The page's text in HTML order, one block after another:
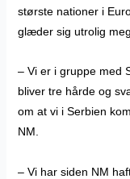
største nationer i
glæder sig utrolig
– Vi er i gruppe med
bliver tre hårde og
om at vi i Serbien
NM.
– Vi har siden NM